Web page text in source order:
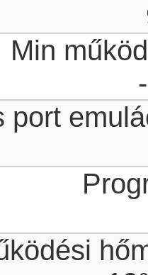
Min
port